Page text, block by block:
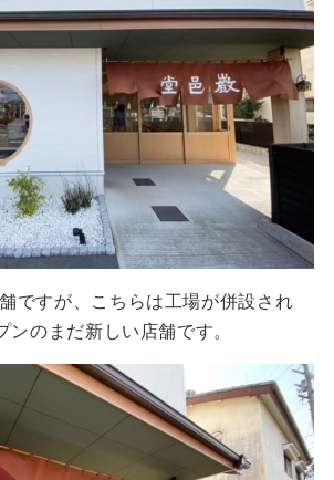
ですが、こちらは工場が併設され
のまだ新しい店舗です。